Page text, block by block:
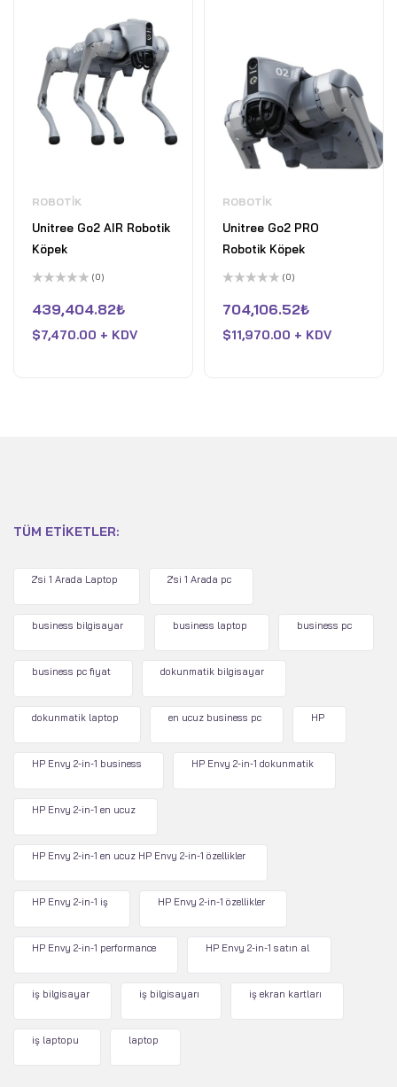
ROBOTIK
Unitree Go2 AIR Robotik
Köpek
üzerinden
0
aldı
(0)
439,404.82₺
$7,470.00 + KDV
ROBOTIK
Unitree Go2 PRO
Robotik Köpek
üzerinden
0
aldı
(0)
704,106.52₺
$11,970.00 + KDV
TÜM ETIKETLER:
2'si 1 Arada Laptop 2'si 1 Arada pc
business bilgisayar business laptop business pc
business pc fiyat dokunmatik bilgisayar
dokunmatik laptop en ucuz business pc HP
HP Envy 2-in-1 business HP Envy 2-in-1 dokunmatik
HP Envy 2-in-1 en ucuz
HP Envy 2-in-1 en ucuz HP Envy 2-in-1 özellikler
HP Envy 2-in-1 iş HP Envy 2-in-1 özellikler
HP Envy 2-in-1 performance HP Envy 2-in-1 satın al
iş bilgisayar iş bilgisayarı iş ekran kartları
iş laptopu laptop